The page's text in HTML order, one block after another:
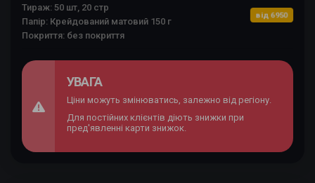
Тираж: 50 шт, 20 стр
Папір: Крейдований матовий 150 г
Покриття: без покриття
від 6950
УВАГА
Ціни можуть змінюватись, залежно від регіону.
Для постійних клієнтів діють знижки при
пред'явленні карти знижок.